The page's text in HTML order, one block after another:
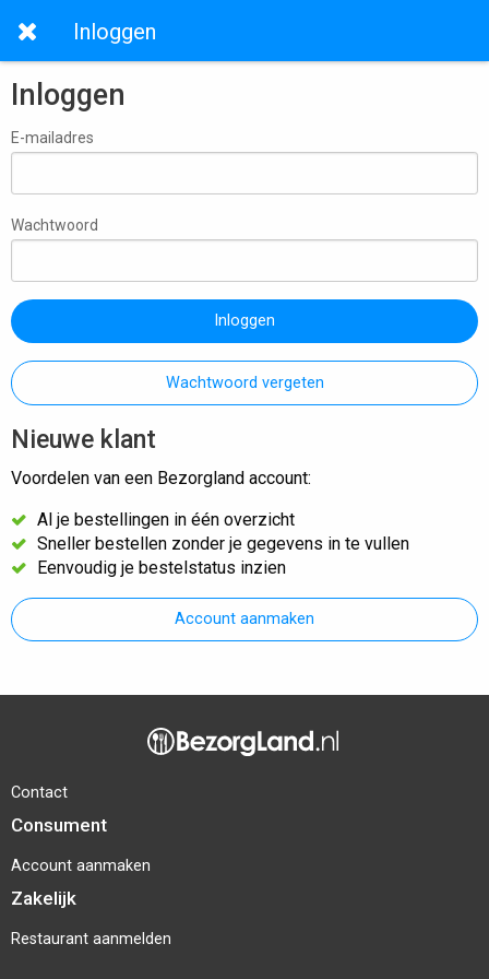
Inloggen
Inloggen
E-mailadres
Wachtwoord
Inloggen
Wachtwoord vergeten
Nieuwe klant
Voordelen van een Bezorgland account:
Al je bestellingen in één overzicht
Sneller bestellen zonder je gegevens in te vullen
Eenvoudig je bestelstatus inzien
Account aanmaken
Contact
Consument
Account aanmaken
Zakelijk
Restaurant aanmelden